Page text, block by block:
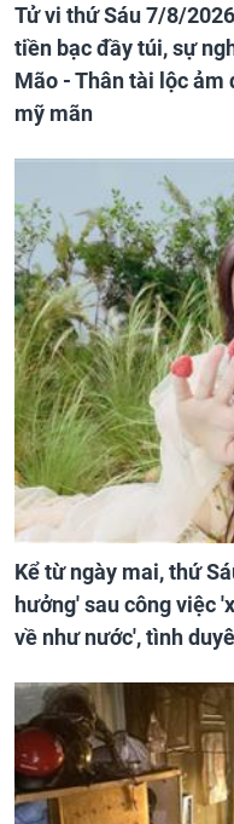
Tử vi thứ Sáu 7/8/
tiền bạc đầy túi, sự
Mão - Thân tài lộc
mỹ mãn
Kể từ ngày mai, thứ
hưởng' sau công việc
về như nước', tình